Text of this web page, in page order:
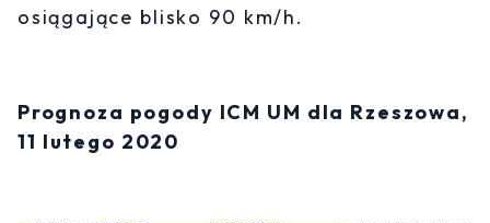
osiągające blisko 90 km/h.
Prognoza pogody ICM UM dla Rzeszowa,
11 lutego 2020